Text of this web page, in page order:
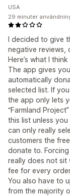
I decided to give
negative reviews,
Here’s what I think
The app gives
automatically
selected list. If
the app only lets
“Farmland
this list unless
can only really
customers the
donate to.
really does not sit
fee for every
You also have to
from the majority
USA
29 minuter